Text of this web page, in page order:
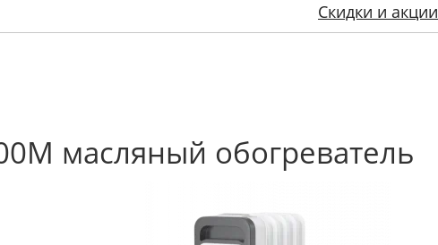
Скидки и акции
масляный обогреватель